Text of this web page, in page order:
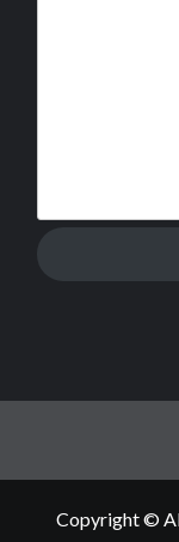
Copyright ©